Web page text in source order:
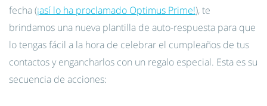
fecha (¡así lo ha proclamado Optimus Prime!), te
brindamos una nueva plantilla de auto-respuesta para que
lo tengas fácil a la hora de celebrar el cumpleaños de tus
contactos y engancharlos con un regalo especial. Esta es su
secuencia de acciones: